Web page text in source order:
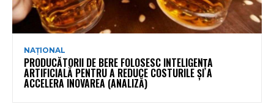
NAȚIONAL
PRODUCĂTORII DE BERE FOLOSESC INTELIGENȚA
ARTIFICIALĂ PENTRU A REDUCE COSTURILE ȘI A
ACCELERA INOVAREA (ANALIZĂ)